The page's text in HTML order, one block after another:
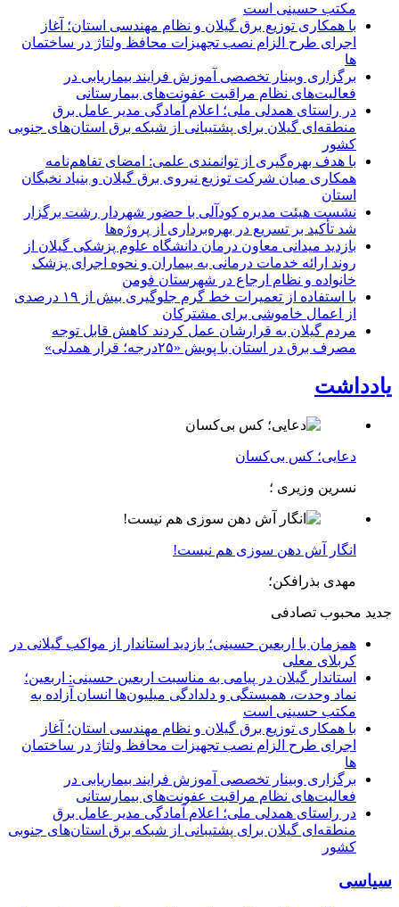
مکتب حسینی است
با همکاری توزیع برق گیلان و نظام مهندسی استان؛ آغاز
اجرای طرح الزام نصب تجهیزات محافظ ولتاژ در ساختمان
ها
برگزاری وبینار تخصصی آموزش فرایند بیماریابی در
فعالیت‌های نظام مراقبت عفونت‌های بیمارستانی
در راستای همدلی ملی؛ اعلام آمادگی مدیر عامل برق
منطقه‌ای گیلان برای پشتیبانی از شبكه برق استان‌های جنوبی
كشور
با هدف بهره‌گیری از توانمندی علمی: امضای تفاهم‌نامه
همكاری میان شركت توزیع نیروی برق گیلان و بنیاد نخبگان
استان
نشست هیئت مدیره کودآلی با حضور شهردار رشت برگزار
شد تأکید بر تسریع در بهره‌برداری از پروژه‌ها
بازدید میدانی معاون درمان دانشگاه علوم پزشکی گیلان از
روند ارائه خدمات درمانی به بیماران و نحوه اجرای پزشک
خانواده و نظام ارجاع در شهرستان فومن
با استفاده از تعمیرات خط گرم جلوگیری بیش از ۱۹ درصدی
از اعمال خاموشی برای مشتركان
مردم گیلان به قرارشان عمل کردند كاهش قابل توجه
مصرف برق در استان با پویش «۲۵درجه؛ قرار همدلی»
یادداشت
دعایی؛ کس بی‌کسان
نسرین وزیری ؛
انگار آش دهن سوزی هم نیست!
مهدی بذرافکن؛
جدید محبوب تصادفی
همزمان با اربعین حسینی؛ بازدید استاندار از مواکب گیلانی در
کربلای معلی
استاندار گیلان در پیامی به مناسبت اربعین حسینی: اربعین؛
نماد وحدت، همبستگی و دلدادگی میلیون‌ها انسان آزاده به
مکتب حسینی است
با همکاری توزیع برق گیلان و نظام مهندسی استان؛ آغاز
اجرای طرح الزام نصب تجهیزات محافظ ولتاژ در ساختمان
ها
برگزاری وبینار تخصصی آموزش فرایند بیماریابی در
فعالیت‌های نظام مراقبت عفونت‌های بیمارستانی
در راستای همدلی ملی؛ اعلام آمادگی مدیر عامل برق
منطقه‌ای گیلان برای پشتیبانی از شبكه برق استان‌های جنوبی
كشور
سیاسی